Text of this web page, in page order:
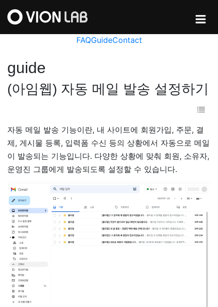
FAQGuideContact
guide
(아임웹) 자동 메일 발송 설정하기
자동 메일 발송 기능이란, 내 사이트에 회원가입, 주문, 결
제, 게시물 등록, 입력폼 수신 등의 상황에서 자동으로 메일
이 발송되는 기능입니다. 다양한 상황에 맞춰 회원, 소유자,
운영진 그룹에게 발송되도록 설정할 수 있습니다.